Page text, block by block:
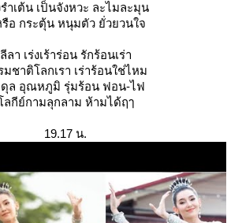
รำเต้น เป็นจังหวะ ละไมละมุน
อ กระตุ้น หนุมตัว ยั่วยวนใจ
ลีลา เร่งเร้าร่อน รักร้อนเร่า
มชาติโลกเรา เร่าร้อนใช่ไหม
ล อุณหภูมิ รุ่มร้อน ฟอน-ไฟ
กีย์กามลุกลาม ห้ามได้ฤๅ
19.17 น.